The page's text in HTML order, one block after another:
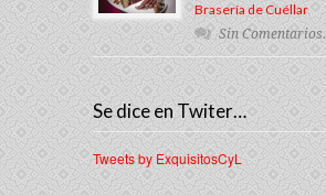
Brasería de Cuéllar
Sin Comentarios.
Se dice en Twiter…
Tweets by ExquisitosCyL